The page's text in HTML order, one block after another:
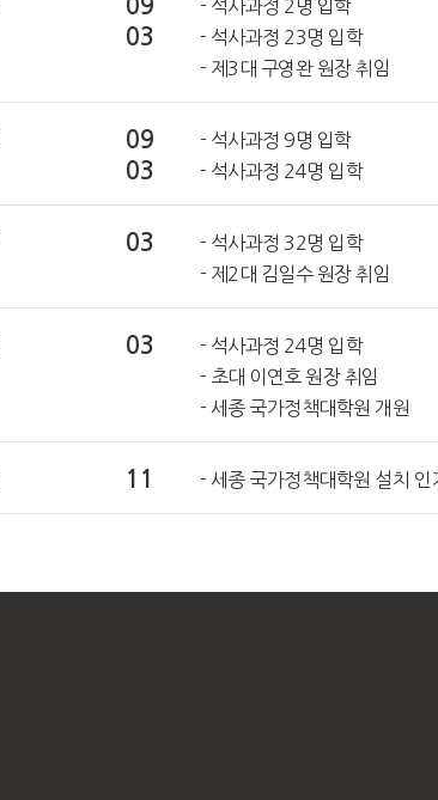
09 - 석사과정 2명 입학
03
- 석사과정 23명 입학
- 제3대 구영완 원장 취임
09 - 석사과정 9명 입학
03 - 석사과정 24명 입학
03
- 석사과정 32명 입학
- 제2대 김일수 원장 취임
03
- 석사과정 24명 입학
- 초대 이연호 원장 취임
- 세종 국가정책대학원 개원
11 - 세종 국가정책대학원 설치 인